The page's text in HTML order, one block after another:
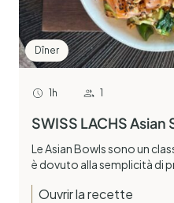
Dîner
1h 1
SWISS LACHS Asian
Le Asian Bowls sono un
è dovuto alla semplicità di
Ouvrir la recette